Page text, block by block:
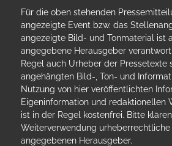
Für die oben stehenden
angezeigte Event bzw. das
angezeigte Bild- und Tonmaterial ist
angegebene Herausgeber
Regel auch Urheber der Pressetexte
angehängten Bild-, Ton- und
Nutzung von hier veröffentlichten
Eigeninformation und redaktionellen
ist in der Regel kostenfrei. Bitte
Weiterverwendung
angegebenen Herausgeber.